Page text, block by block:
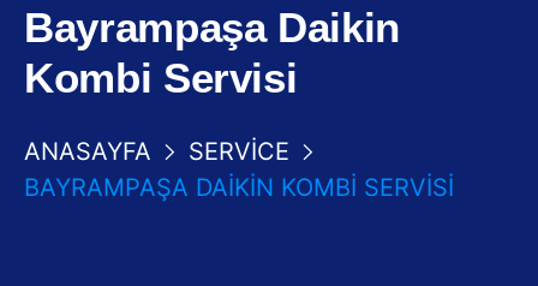
Bayrampaşa Daikin
Kombi Servisi
ANASAYFA
SERVICE
BAYRAMPAŞA DAIKIN KOMBI SERVISI